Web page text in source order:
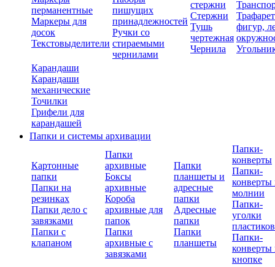
перманентные
Маркеры для
досок
Текстовыделители
пишущих
принадлежностей
Ручки со
стираемыми
чернилами
стержни
Стержни
Тушь
чертежная
Чернила
фигур,
Карандаши
Карандаши
механические
Точилки
Грифели для
карандашей
Папки и системы архивации
Картонные
папки
Папки на
резинках
Папки дело с
завязками
Папки с
клапаном
Папки
архивные
Боксы
архивные
Короба
архивные для
папок
Папки
архивные с
завязками
Папки
планшеты и
адресные
папки
Адресные
папки
Папки
планшеты
Папки-
конверты
Папки-
конверты
молнии
Папки-
уголки
Папки-
конверты
кнопке